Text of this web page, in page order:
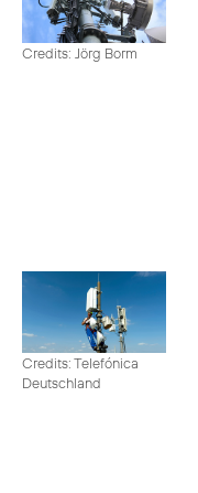
Credits: Jörg Borm
Credits: Telefónica
Deutschland